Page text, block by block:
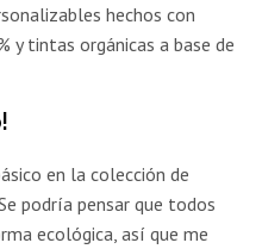
hechos con
y tintas orgánicas a base de
en la colección de
podría pensar que todos
ecológica, así que me